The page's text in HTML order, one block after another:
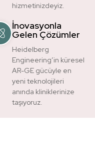
hizmetinizdeyiz.
İnovasyonla
Gelen Çözümler
Heidelberg
Engineering’in küresel
AR-GE gücüyle en
yeni teknolojileri
anında kliniklerinize
taşıyoruz.